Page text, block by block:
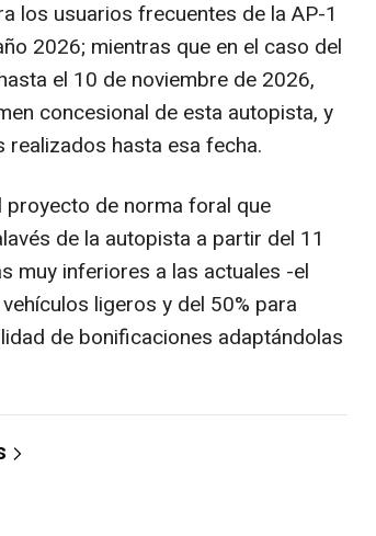
los usuarios frecuentes de la AP-1
2026; mientras que en el caso del
el 10 de noviembre de 2026,
concesional de esta autopista, y
hasta esa fecha.
de norma foral que
de la autopista a partir del 11
muy inferiores a las actuales -el
ligeros y del 50% para
de bonificaciones adaptándolas